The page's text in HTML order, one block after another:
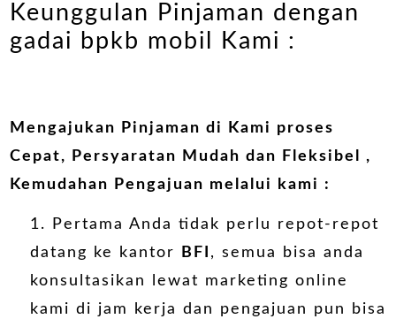
Keunggulan Pinjaman dengan
gadai bpkb mobil Kami :
Mengajukan Pinjaman di Kami proses
Cepat, Persyaratan Mudah dan Fleksibel ,
Kemudahan Pengajuan melalui kami :
Pertama Anda tidak perlu repot-repot
datang ke kantor
BFI , semua bisa anda
konsultasikan lewat marketing online
kami di jam kerja dan pengajuan pun bisa